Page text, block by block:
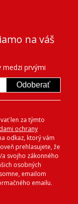
na váš
medzi prvými
Odoberať
len za týmto
ochrany
odkaz, ktorý vám
prehlasujete, že
svojho zákonného
osobných
emailom
emailu.